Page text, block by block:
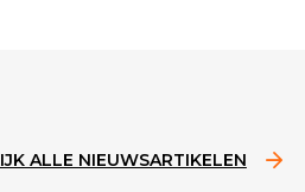
ALLE NIEUWSARTIKELEN